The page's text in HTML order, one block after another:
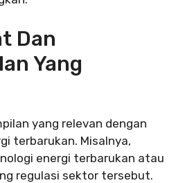
Dan
Yang
yang relevan dengan
terbarukan. Misalnya,
energi terbarukan atau
regulasi sektor tersebut.